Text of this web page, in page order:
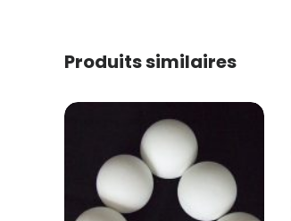
Produits similaires